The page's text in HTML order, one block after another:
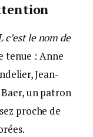
c’est le nom de
tenue : Anne
Jean-
un patron
proche de